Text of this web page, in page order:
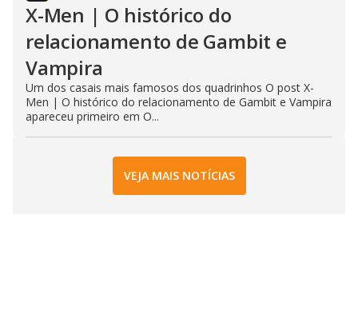
X-Men | O histórico do
relacionamento de Gambit e
Vampira
Um dos casais mais famosos dos quadrinhos O post X-
Men | O histórico do relacionamento de Gambit e Vampira
apareceu primeiro em O...
VEJA MAIS NOTÍCIAS